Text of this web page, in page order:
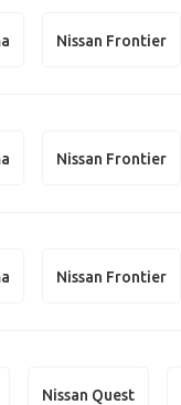
Nissan Frontier
Nissan Frontier
Nissan Frontier
Nissan Quest